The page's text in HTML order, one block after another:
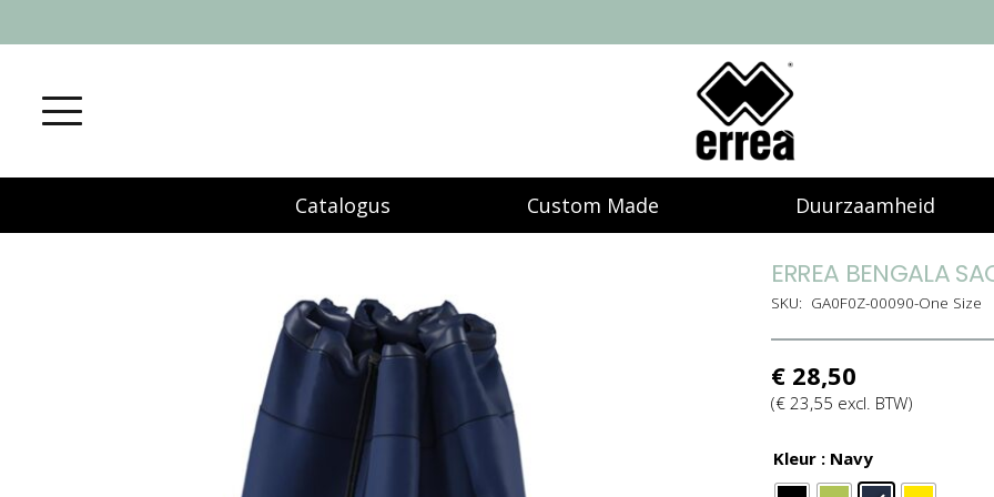
Catalogus Custom Made Duurzaamheid
ERREA BENGALA
SKU: GA0F0Z-00090-One Size
€28,50
(€23,55 excl. BTW)
Kleur : Navy